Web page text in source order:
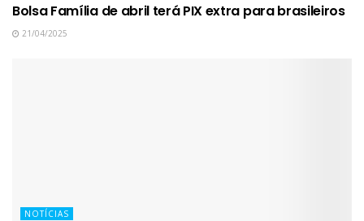
Bolsa Família de abril terá PIX extra para brasileiros
21/04/2025
NOTÍCIAS